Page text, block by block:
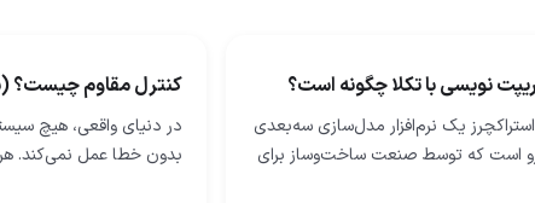
نویسی با تکلا چگونه است؟
استراکچرز یک نرم‌افزار مدل‌سازی سه‌بعدی
است که توسط صنعت ساخت‌وساز برای
کنترل مقاوم چیست؟ (بررسی
در دنیای واقعی، هیچ
بدون خطا عمل نمی‌کند. هر